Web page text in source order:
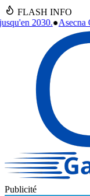
FLASH INFO
Nathalie
Publicité